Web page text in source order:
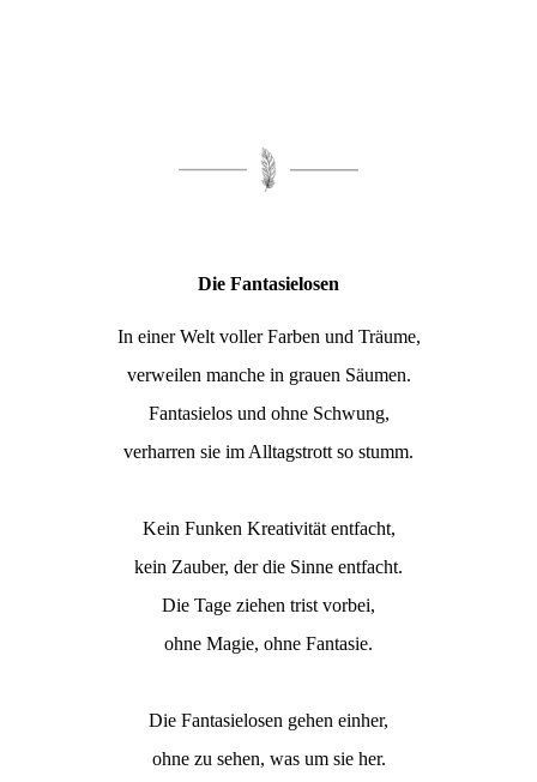
Die Fantasielosen
In einer Welt voller Farben und Träume,
verweilen manche in grauen Säumen.
Fantasielos und ohne Schwung,
verharren sie im Alltagstrott so stumm.
Kein Funken Kreativität entfacht,
kein Zauber, der die Sinne entfacht.
Die Tage ziehen trist vorbei,
ohne Magie, ohne Fantasie.
Die Fantasielosen gehen einher,
ohne zu sehen, was um sie her.